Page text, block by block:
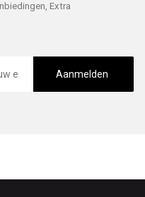
Extra
Aanmelden